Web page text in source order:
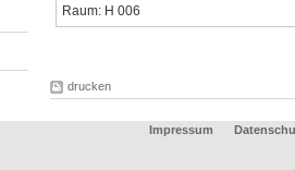
Raum: H 006
drucken
Impressum